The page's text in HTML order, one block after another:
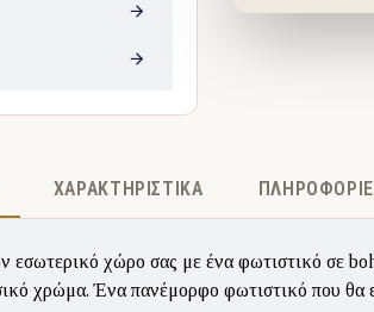
ΧΑΡΑΚΤΗΡΙΣΤΙΚΆ
χώρο σας με ένα φωτιστικό σε
χρώμα. Ένα πανέμορφο φωτιστικό που θα